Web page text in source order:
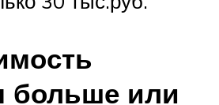
больше или